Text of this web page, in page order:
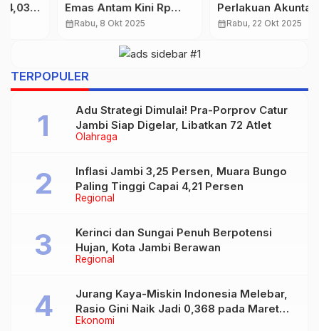
Emas Antam Kini Rp
2.296.000 per Gram:
Rabu, 8 Okt 2025
Perlakuan Akuntansi
Aset Kripto SAK
Rabu, 22 Okt 2025
TERPOPULER
Olahraga
Adu Strategi Dimulai! Pra-Porprov Catur
Jambi Siap Digelar, Libatkan 72 Atlet
Regional
Inflasi Jambi 3,25 Persen, Muara Bungo
Paling Tinggi Capai 4,21 Persen
Regional
Kerinci dan Sungai Penuh Berpotensi
Hujan, Kota Jambi Berawan
Ekonomi
Jurang Kaya-Miskin Indonesia Melebar,
Rasio Gini Naik Jadi 0,368 pada Maret
2026